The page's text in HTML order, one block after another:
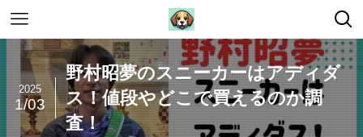
野村昭夢のスニーカーはアディダ
ス！値段やどこで買えるのか調
査！
2025
1/03